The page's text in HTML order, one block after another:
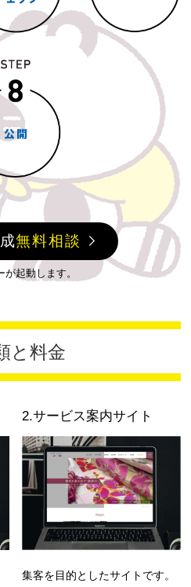
無料相談
起動します。
と料金
2.サービス案内サイト
集客を目的としたサイトです。